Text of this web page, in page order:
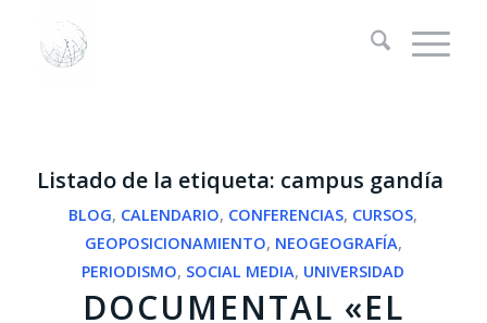
Listado de la etiqueta: campus gandía
BLOG, CALENDARIO, CONFERENCIAS, CURSOS,
GEOPOSICIONAMIENTO, NEOGEOGRAFÍA,
PERIODISMO, SOCIAL MEDIA, UNIVERSIDAD
DOCUMENTAL «EL